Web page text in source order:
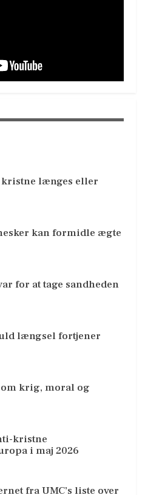
kristne længes eller
kan formidle ægte
for at tage sandheden
længsel fortjener
om krig, moral og
kristne
i maj 2026
fra UMC’s liste over